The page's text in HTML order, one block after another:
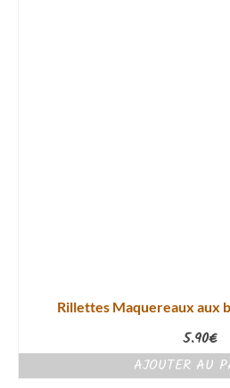
Rillettes Maquereaux aux
5.90€
AJOUTER AU